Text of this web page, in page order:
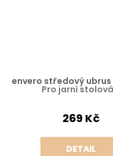
envero středový ubrus
Pro jarní
269 Kč
DETAIL